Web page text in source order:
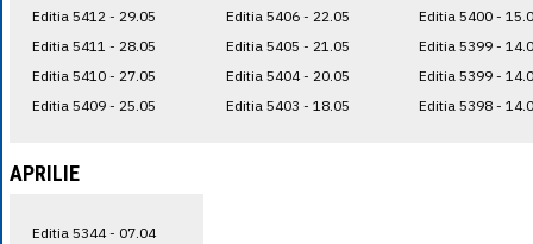
Editia 5412 - 29.05
Editia 5411 - 28.05
Editia 5410 - 27.05
Editia 5409 - 25.05
Editia 5406 - 22.05
Editia 5405 - 21.05
Editia 5404 - 20.05
Editia 5403 - 18.05
Editia 5400 -
Editia 5399 -
Editia 5399 -
Editia 5398 -
APRILIE
Editia 5344 - 07.04